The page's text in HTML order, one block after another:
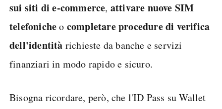
sui siti di e-commerce, attivare nuove SIM
telefonicheo completare procedure di verifica
dell'identità richieste da banche e servizi
finanziari in modo rapido e sicuro.
Bisogna ricordare, però, che l'ID Pass su Wallet